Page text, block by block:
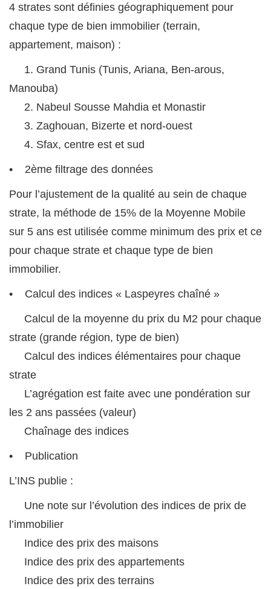
4 strates sont définies géographiquement pour
chaque type de bien immobilier (terrain,
appartement, maison) :
1. Grand Tunis (Tunis, Ariana, Ben-arous,
Manouba)
2. Nabeul Sousse Mahdia et Monastir
3. Zaghouan, Bizerte et nord-ouest
4. Sfax, centre est et sud
• 2ème filtrage des données
Pour l’ajustement de la qualité au sein de chaque
strate, la méthode de 15% de la Moyenne Mobile
sur 5 ans est utilisée comme minimum des prix et ce
pour chaque strate et chaque type de bien
immobilier.
• Calcul des indices « Laspeyres chaîné »
Calcul de la moyenne du prix du M2 pour chaque
strate (grande région, type de bien)
Calcul des indices élémentaires pour chaque
strate
L’agrégation est faite avec une pondération sur
les 2 ans passées (valeur)
Chaînage des indices
• Publication
L’INS publie :
Une note sur l’évolution des indices de prix de
l’immobilier
Indice des prix des maisons
Indice des prix des appartements
Indice des prix des terrains